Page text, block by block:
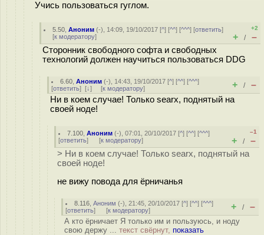
Учись пользоваться гуглом.
5.50 ,Аноним (-), 14:09, 19/10/2017 [^] [^^] [^^^] [ответить]
[к модератору]
+2
+ / –
Сторонник свободного софта и свободных
технологий должен научиться пользоваться DDG
6.60 ,Аноним (-), 14:43, 19/10/2017 [^] [^^] [^^^]
[ответить] [↓] [к модератору] + / –
Ни в коем случае! Только searx, поднятый на
своей ноде!
7.100 ,Аноним (-), 07:01, 20/10/2017 [^] [^^] [^^^]
[ответить] [к модератору]
–1
+ / –
> Ни в коем случае! Только searx, поднятый на
своей ноде!
не вижу повода для ёрничанья
8.116 ,Аноним (-), 21:45, 20/10/2017 [^] [^^] [^^^]
[ответить] [к модератору] + / –
А кто ёрничает Я только им и пользуюсь, и ноду
свою держу ... текст свёрнут, показать